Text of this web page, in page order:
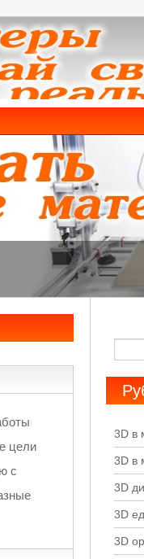
цели
с
3D в
3D в
3D
3D
3D